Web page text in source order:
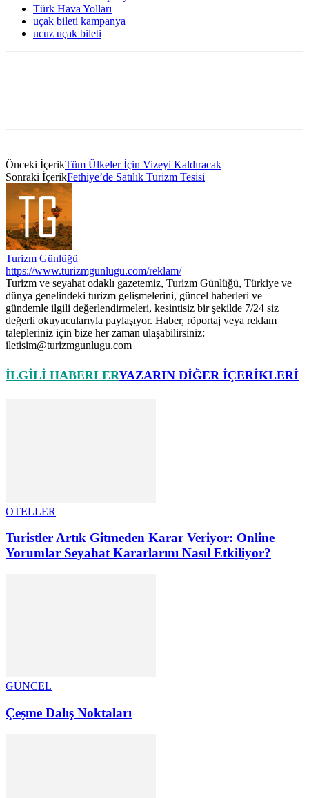
Türk Hava Yolları
uçak bileti kampanya
ucuz uçak bileti
Önceki İçerikTüm Ülkeler İçin Vizeyi Kaldıracak
Sonraki İçerikFethiye’de Satılık Turizm Tesisi
Turizm Günlüğü
https://www.turizmgunlugu.com/reklam/
Turizm ve seyahat odaklı gazetemiz, Turizm Günlüğü, Türkiye ve
dünya genelindeki turizm gelişmelerini, güncel haberleri ve
gündemle ilgili değerlendirmeleri, kesintisiz bir şekilde 7/24 siz
değerli okuyucularıyla paylaşıyor. Haber, röportaj veya reklam
talepleriniz için bize her zaman ulaşabilirsiniz:
iletisim@turizmgunlugu.com
İLGILI HABERLERYAZARIN DIĞER İÇERIKLERI
OTELLER
Turistler Artık Gitmeden Karar Veriyor: Online
Yorumlar Seyahat Kararlarını Nasıl Etkiliyor?
GÜNCEL
Çeşme Dalış Noktaları